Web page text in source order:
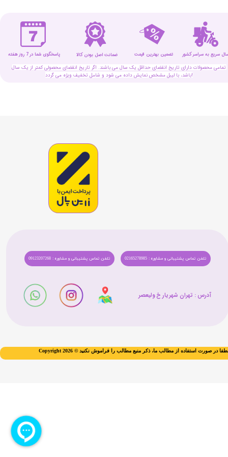
تمامی محصولات دارای تاریخ انقضای حداقل یک سال می باشند. اگر تاریخ انقضای محصولی کمتر از یک سال
باشد، با لیبل مشخص نمایش داده می شود و شامل تخفیف ویژه می گردد!
ضمانت اصل بودن کالا تضمین بهترین قیمت پاسخگوی شما در 7 روز هفته سریع به سراسر کشور
تلفن تماس پشتیبانی و مشاوره : 09123207268 تلفن تماس پشتیبانی و مشاوره : 02165278985
آدرس : تهران شهریار خ ولیعصر​​​​​​​